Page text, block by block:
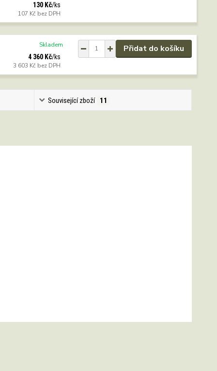
130 Kč/ks
107 Kč bez DPH
4 360 Kč/ks
3 603 Kč bez DPH
Skladem Přidat do košíku
Související zboží 11